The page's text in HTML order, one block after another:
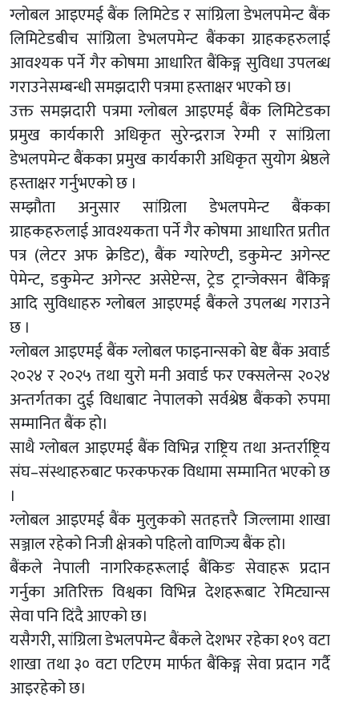
ग्लोबल आइएमई बैंक लिमिटेड र सांग्रिला डेभलपमेन्ट बैंक
लिमिटेडबीच सांग्रिला डेभलपमेन्ट बैंकका ग्राहकहरुलाई
आवश्यक पर्ने गैर कोषमा आधारित बैंकिङ्ग सुविधा उपलब्ध
गराउनेसम्बन्धी समझदारी पत्रमा हस्ताक्षर भएको छ।
उक्त समझदारी पत्रमा ग्लोबल आइएमई बैंक लिमिटेडका
प्रमुख कार्यकारी अधिकृत सुरेन्द्रराज रेग्मी र सांग्रिला
डेभलपमेन्ट बैंकका प्रमुख कार्यकारी अधिकृत सुयोग श्रेष्ठले
हस्ताक्षर गर्नुभएको छ ।
सम्झौता अनुसार सांग्रिला डेभलपमेन्ट बैंकका
ग्राहकहरुलाई आवश्यकता पर्ने गैर कोषमा आधारित प्रतीत
पत्र (लेटर अफ क्रेडिट), बैंक ग्यारेण्टी, डकुमेन्ट अगेन्स्ट
पेमेन्ट, डकुमेन्ट अगेन्स्ट असेप्टेन्स, ट्रेड ट्रान्जेक्सन बैंकिङ्ग
आदि सुविधाहरु ग्लोबल आइएमई बैंकले उपलब्ध गराउने
छ ।
ग्लोबल आइएमई बैंक ग्लोबल फाइनान्सको बेष्ट बैंक अवार्ड
२०२४ र २०२५ तथा युरो मनी अवार्ड फर एक्सलेन्स २०२४
अन्तर्गतका दुई विधाबाट नेपालको सर्वश्रेष्ठ बैंकको रुपमा
सम्मानित बैंक हो।
साथै ग्लोबल आइएमई बैंक विभिन्न राष्ट्रिय तथा अन्तर्राष्ट्रिय
संघ–संस्थाहरुबाट फरकफरक विधामा सम्मानित भएको छ
।
ग्लोबल आइएमई बैंक मुलुकको सतहत्तरै जिल्लामा शाखा
सञ्जाल रहेको निजी क्षेत्रको पहिलो वाणिज्य बैंक हो।
बैंकले नेपाली नागरिकहरूलाई बैंकिङ सेवाहरू प्रदान
गर्नुका अतिरिक्त विश्वका विभिन्न देशहरूबाट रेमिट्यान्स
सेवा पनि दिंदै आएको छ।
यसैगरी, सांग्रिला डेभलपमेन्ट बैंकले देशभर रहेका १०९ वटा
शाखा तथा ३० वटा एटिएम मार्फत बैंकिङ्ग सेवा प्रदान गर्दै
आइरहेको छ।